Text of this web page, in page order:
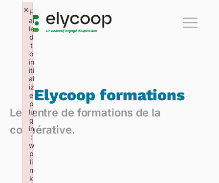
Elycoop formations
Le centre de formations de la
coopérative.
F
ai
le
d
t
o
in
iti
al
iz
e
p
lu
g
in
:
w
p
li
n
k
×